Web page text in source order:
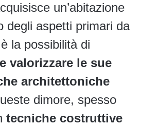
un’abitazione
degli aspetti primari da
la possibilità di
valorizzare le sue
architettoniche
dimore, spesso
tecniche costruttive